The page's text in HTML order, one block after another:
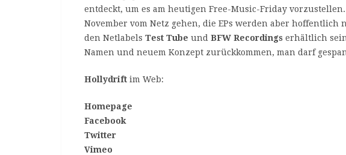
entdeckt, um es am heutigen Free-Music-Friday
November vom Netz gehen, die EPs werden aber hoffentlich
den Netlabels Test Tube und BFW Recordingserhältlich
Namen und neuem Konzept zurückkommen, man darf
Hollydriftim Web:
Homepage
Facebook
Twitter
Vimeo